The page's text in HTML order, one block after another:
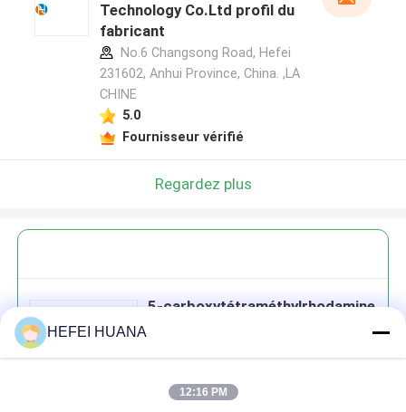
Technology Co.Ltd profil du
fabricant
No.6 Changsong Road, Hefei
231602, Anhui Province, China. ,LA
CHINE
5.0
Fournisseur vérifié
Regardez plus
5-carboxytétraméthylrhodamine
HEFEI HUANA
12:16 PM